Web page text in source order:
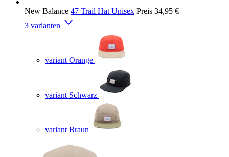
New Balance 47 Trail Hat Unisex Preis 34,95 €
3 varianten
variant Orange
variant Schwarz
variant Braun